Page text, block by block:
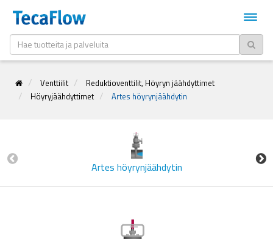
Venttiilit
Reduktioventtilit, Höyryn jäähdyttimet
Höyryjäähdyttimet
Artes höyrynjäähdytin
Artes höyrynjäähdytin